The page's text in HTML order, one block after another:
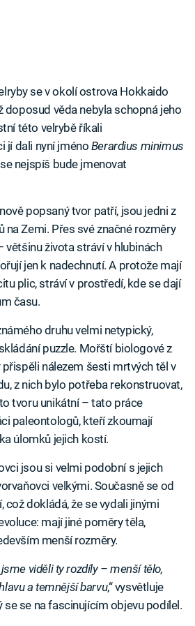
se v okolí ostrova Hokkaido
doposud věda nebyla schopná jeho
této velrybě říkali
jí dali nyní jméno Berardius minimus
nejspíš bude jmenovat
popsaný tvor patří, jsou jedni z
na Zemi. Přes své značné rozměry
většinu života stráví v hlubinách
jen k nadechnutí. A protože mají
plic, stráví v prostředí, kde se dají
času.
druhu velmi netypický,
puzzle. Mořští biologové z
nálezem šesti mrtvých těl v
z nich bylo potřeba rekonstruovat,
tvoru unikátní – tato práce
paleontologů, kteří zkoumají
úlomků jejich kostí.
jsou si velmi podobní s jejich
velkými. Současně se od
což dokládá, že se vydali jinými
mají jiné poměry těla,
menší rozměry.
viděli ty rozdíly – menší tělo,
a temnější barvu,“ vysvětluje
se se na fascinujícím objevu podílel.